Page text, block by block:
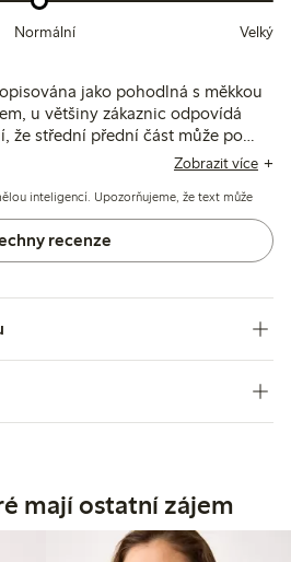
Normální Velký
jako pohodlná s měkkou
u většiny zákaznic odpovídá
že střední přední část může po
odření, a u větších poprsí mohou
Zobrazit více
inteligencí. Upozorňujeme, že text může
recenze
mají ostatní zájem